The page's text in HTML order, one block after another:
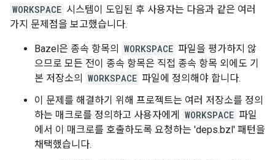
WORKSPACE 시스템이 도입된 후 사용자는 다음과 같은 여러
가지 문제점을 보고했습니다.
Bazel은 종속 항목의 WORKSPACE 파일을 평가하지 않
으므로 모든 전이 종속 항목은 직접 종속 항목 외에도 기
본 저장소의
WORKSPACE 파일에 정의해야 합니다.
이 문제를 해결하기 위해 프로젝트는 여러 저장소를 정의
하는 매크로를 정의하고 사용자에게
WORKSPACE 파일
에서 이 매크로를 호출하도록 요청하는 'deps.bzl' 패턴을
채택했습니다.